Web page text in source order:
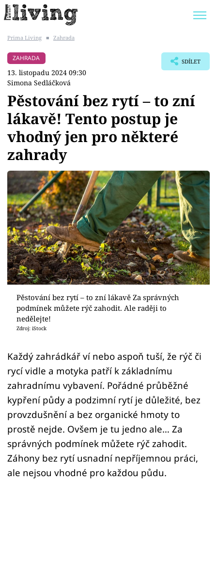
BYDLENÍ SLAVNÝCH
Témata
Bydlení
Zahrada
Design
Sledujte prima+
Přihlášení
Sledujte nás
Prima Living ■ Zahrada
ZAHRADA
13. listopadu 2024 09:30
Simona Sedláčková
SDÍLET
Pěstování bez rytí – to zní
lákavě! Tento postup je
vhodný jen pro některé
zahrady
Pěstování bez rytí – to zní lákavě Za správných
podmínek můžete rýč zahodit. Ale raději to
nedělejte!
Zdroj: iStock
Každý zahrádkář ví nebo aspoň tuší, že rýč či
rycí vidle a motyka patří k základnímu
zahradnímu vybavení. Pořádné průběžné
kypření půdy a podzimní rytí je důležité, bez
provzdušnění a bez organické hmoty to
prostě nejde. Ovšem je tu jedno ale… Za
správných podmínek můžete rýč zahodit.
Záhony bez rytí usnadní nepříjemnou práci,
ale nejsou vhodné pro každou půdu.